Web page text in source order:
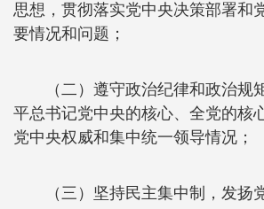
思想，贯彻落实党中央决策部署和
要情况和问题；
（二）遵守政治纪律和政治规
平总书记党中央的核心、全党的核
党中央权威和集中统一领导情况；
（三）坚持民主集中制，发扬